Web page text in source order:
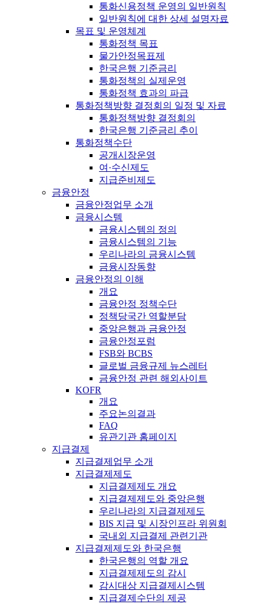
통화신용정책 운영의 일반원칙
일반원칙에 대한 상세 설명자료
목표 및 운영체계
통화정책 목표
물가안정목표제
한국은행 기준금리
통화정책의 실제운영
통화정책 효과의 파급
통화정책방향 결정회의 일정 및 자료
통화정책방향 결정회의
한국은행 기준금리 추이
통화정책수단
공개시장운영
여·수신제도
지급준비제도
금융안정
금융안정업무 소개
금융시스템
금융시스템의 정의
금융시스템의 기능
우리나라의 금융시스템
금융시장동향
금융안정의 이해
개요
금융안정 정책수단
정책당국간 역할분담
중앙은행과 금융안정
금융안정포럼
FSB와 BCBS
글로벌 금융규제 뉴스레터
금융안정 관련 해외사이트
KOFR
개요
주요논의결과
FAQ
유관기관 홈페이지
지급결제
지급결제업무 소개
지급결제제도
지급결제제도 개요
지급결제제도와 중앙은행
우리나라의 지급결제제도
BIS 지급 및 시장인프라 위원회
국내외 지급결제 관련기관
지급결제제도와 한국은행
한국은행의 역할 개요
지급결제제도의 감시
감시대상 지급결제시스템
지급결제수단의 제공